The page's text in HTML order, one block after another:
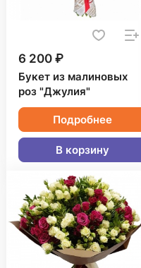
6 200 ₽
Букет из малиновых
роз "Джулия"
Подробнее
В корзину